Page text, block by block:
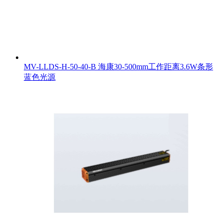
MV-LLDS-H-50-40-B 海康30-500mm工作距离3.6W条形
蓝色光源